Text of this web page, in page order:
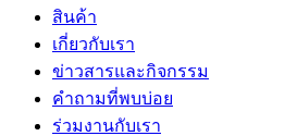
สินค้า
เกี่ยวกับเรา
ข่าวสารและกิจกรรม
คำถามที่พบบ่อย
ร่วมงานกับเรา